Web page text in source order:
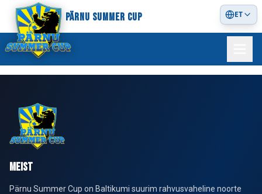
PÄRNU SUMMER CUP ET
MEIST
Pärnu Summer Cup on Baltikumi suurim rahvusvaheline noorte